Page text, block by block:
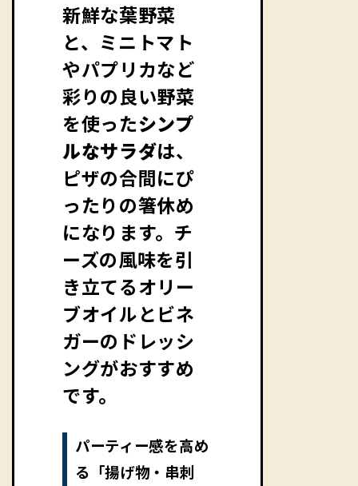
新鮮な葉野菜
と、ミニトマト
やパプリカなど
彩りの良い野菜
を使ったシンプ
ルなサラダは、
ピザの合間にぴ
ったりの箸休め
になります。チ
ーズの風味を引
き立てるオリー
ブオイルとビネ
ガーのドレッシ
ングがおすすめ
です。
パーティー感を高め
る「揚げ物・串刺